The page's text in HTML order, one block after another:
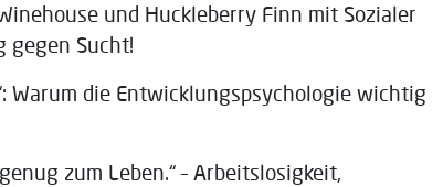
und Huckleberry Finn mit Sozialer
gegen Sucht!
Warum die Entwicklungspsychologie wichtig
zum Leben.“ – Arbeitslosigkeit,